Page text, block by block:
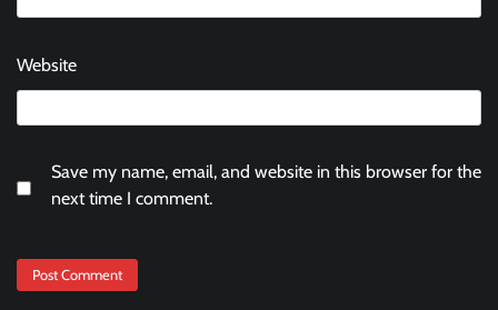
Website
Save my name, email, and website in this browser for the
next time I comment.